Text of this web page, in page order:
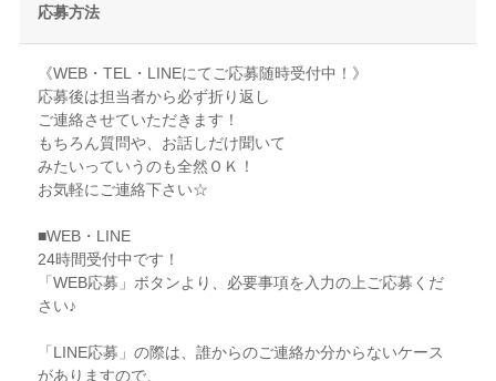
応募方法
《WEB・TEL・LINEにてご応募随時受付中！》
応募後は担当者から必ず折り返し
ご連絡させていただきます！
もちろん質問や、お話しだけ聞いて
みたいっていうのも全然ＯＫ！
お気軽にご連絡下さい☆
■WEB・LINE
24時間受付中です！
「WEB応募」ボタンより、必要事項を入力の上ご応募くだ
さい♪
「LINE応募」の際は、誰からのご連絡か分からないケース
がありますので、